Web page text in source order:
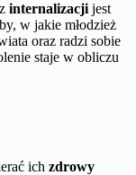
internalizacji jest
w jakie młodzież
oraz radzi sobie
staje w obliczu
ich zdrowy